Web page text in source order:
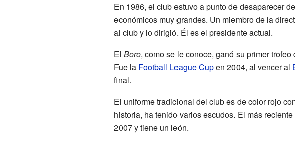
En 1986, el club estuvo a punto de desaparecer
económicos muy grandes. Un miembro de la
al club y lo dirigió. Él es el presidente actual.
El Boro, como se le conoce, ganó su primer
Fue la Football League Cupen 2004, al vencer al
final.
El uniforme tradicional del club es de color rojo
historia, ha tenido varios escudos. El más
2007 y tiene un león.